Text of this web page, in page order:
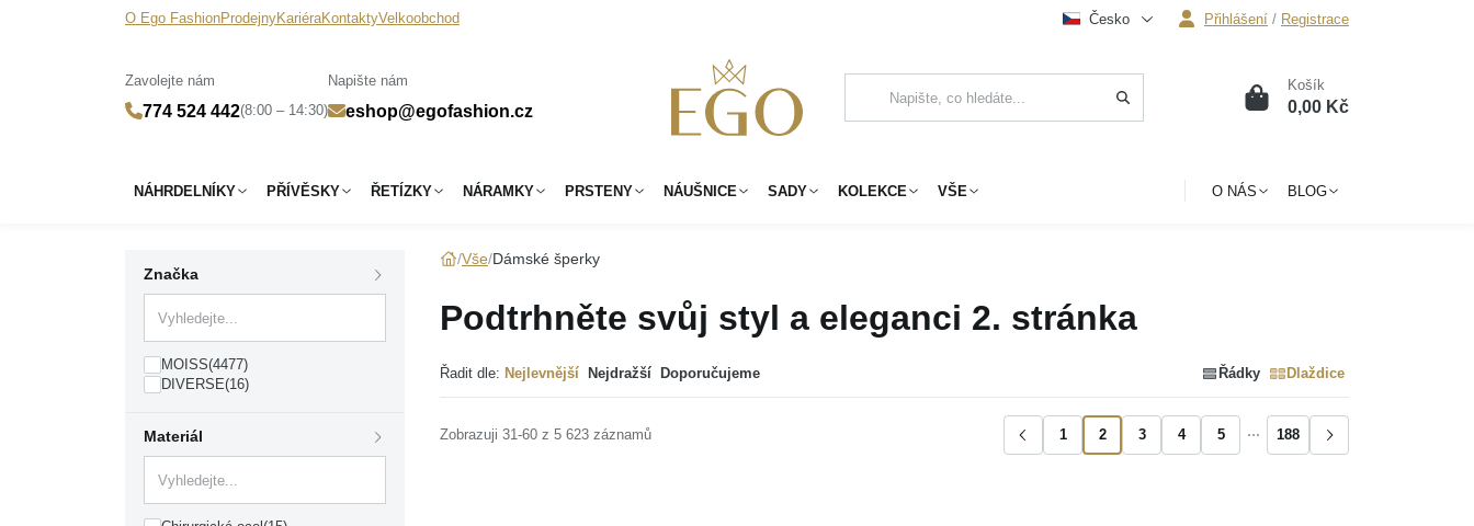
O Ego FashionProdejnyKariéraKontaktyVelkoobchod
Zavolejte nám
774 524 442(8:00 – 14:30)
Napište nám
eshop@egofashion.cz
Česko Přihlášení / Registrace
0 Košík
0,00 Kč
NÁHRDELNÍKY PŘÍVĚSKY ŘETÍZKY NÁRAMKY PRSTENY NÁUŠNICE SADY KOLEKCE VŠE O NÁS BLOG
Značka
MOISS(4477)
DIVERSE(16)
Materiál
Vše Dámské šperky
Podtrhněte svůj styl a eleganci 2. stránka
Řadit dle: Nejlevnější Nejdražší Doporučujeme Řádky Dlaždice
1 2 3 4 5 188
Zobrazuji 31-60 z 5 623 záznamů